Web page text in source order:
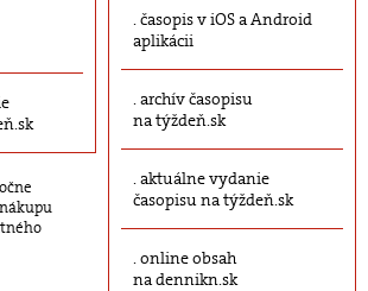
časopis v iOS a Android
aplikácii
archív časopisu
na týždeň.sk
aktuálne vydanie
časopisu na týždeň.sk
online obsah
na dennikn.sk